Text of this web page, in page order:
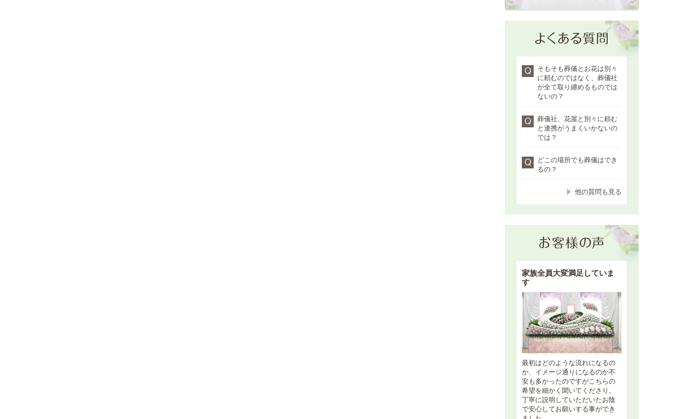
そもそも葬儀とお花は別々
に頼むのではなく、葬儀社
が全て取り纏めるものでは
ないの？
葬儀社、花屋と別々に頼む
と連携がうまくいかないの
では？
どこの場所でも葬儀はでき
るの？
他の質問も見る
家族全員大変満足していま
す
最初はどのような流れになるの
か、イメージ通りになるのか不
安も多かったのですがこちらの
希望を細かく聞いてくださり、
丁寧に説明していただいたお陰
で安心してお願いする事ができ